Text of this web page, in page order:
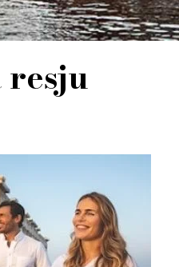
resju